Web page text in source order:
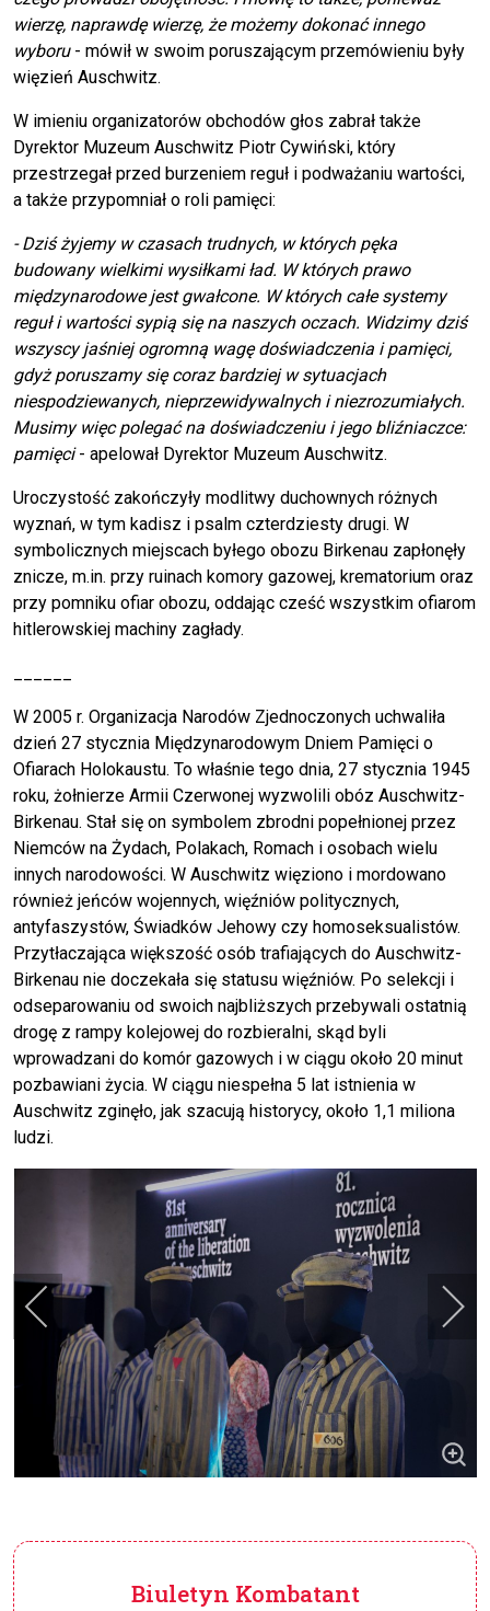
wierzę, naprawdę wierzę, że możemy dokonać innego
wyboru- mówił w swoim poruszającym przemówieniu były
więzień Auschwitz.
W imieniu organizatorów obchodów głos zabrał także
Dyrektor Muzeum Auschwitz Piotr Cywiński, który
przestrzegał przed burzeniem reguł i podważaniu wartości,
a także przypomniał o roli pamięci:
- Dziś żyjemy w czasach trudnych, w których pęka
budowany wielkimi wysiłkami ład. W których prawo
międzynarodowe jest gwałcone. W których całe systemy
reguł i wartości sypią się na naszych oczach. Widzimy dziś
wszyscy jaśniej ogromną wagę doświadczenia i pamięci,
gdyż poruszamy się coraz bardziej w sytuacjach
niespodziewanych, nieprzewidywalnych i niezrozumiałych.
Musimy więc polegać na doświadczeniu i jego bliźniaczce:
pamięci- apelował Dyrektor Muzeum Auschwitz.
Uroczystość zakończyły modlitwy duchownych różnych
wyznań, w tym kadisz i psalm czterdziesty drugi. W
symbolicznych miejscach byłego obozu Birkenau zapłonęły
znicze, m.in. przy ruinach komory gazowej, krematorium oraz
przy pomniku ofiar obozu, oddając cześć wszystkim ofiarom
hitlerowskiej machiny zagłady.
W 2005 r. Organizacja Narodów Zjednoczonych uchwaliła
dzień 27 stycznia Międzynarodowym Dniem Pamięci o
Ofiarach Holokaustu. To właśnie tego dnia, 27 stycznia 1945
roku, żołnierze Armii Czerwonej wyzwolili obóz Auschwitz-
Birkenau. Stał się on symbolem zbrodni popełnionej przez
Niemców na Żydach, Polakach, Romach i osobach wielu
innych narodowości. W Auschwitz więziono i mordowano
również jeńców wojennych, więźniów politycznych,
antyfaszystów, Świadków Jehowy czy homoseksualistów.
Przytłaczająca większość osób trafiających do Auschwitz-
Birkenau nie doczekała się statusu więźniów. Po selekcji i
odseparowaniu od swoich najbliższych przebywali ostatnią
drogę z rampy kolejowej do rozbieralni, skąd byli
wprowadzani do komór gazowych i w ciągu około 20 minut
pozbawiani życia. W ciągu niespełna 5 lat istnienia w
Auschwitz zginęło, jak szacują historycy, około 1,1 miliona
ludzi.
Biuletyn Kombatant